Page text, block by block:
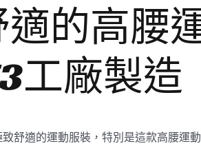
適的高腰
工廠製造
致舒適的運動服裝，特別是這款高腰